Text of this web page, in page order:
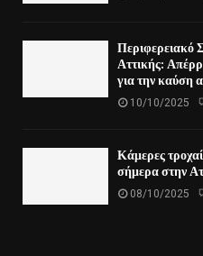
Περιφερειακό
Αττικής:
για την καύση
10/10/2025
Κάμερες
σήμερα στην
08/10/2025